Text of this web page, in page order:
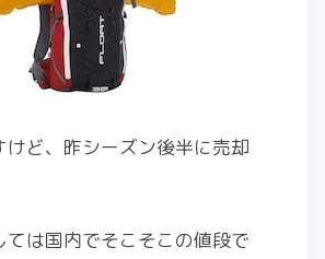
けど、昨シーズン後半に売却
ては国内でそこそこの値段で